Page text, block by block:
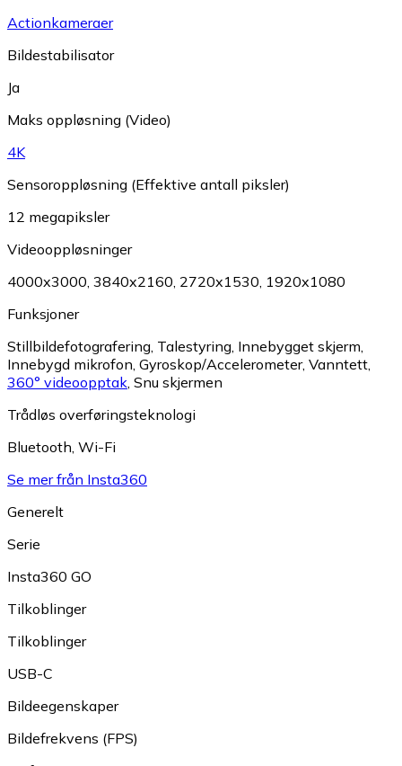
Actionkameraer
Bildestabilisator
Ja
Maks oppløsning (Video)
4K
Sensoroppløsning (Effektive antall piksler)
12 megapiksler
Videooppløsninger
4000x3000 3840x2160 2720x1530 1920x1080
Funksjoner
Stillbildefotografering Talestyring Innebygget skjerm
Innebygd mikrofon Gyroskop/Accelerometer, Vanntett
360° videoopptak Snu skjermen
Trådløs overføringsteknologi
Bluetooth Wi-Fi
Se mer från Insta360
Generelt
Serie
Insta360 GO
Tilkoblinger
Tilkoblinger
USB-C
Bildeegenskaper
Bildefrekvens (FPS)